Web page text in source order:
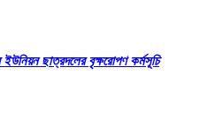
ছাত্রদলের বৃক্ষরোপণ কর্মসূচি